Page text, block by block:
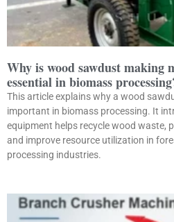
Why is wood sawdust making
essential in biomass
This article explains why a wood
important in biomass processing. It
equipment helps recycle wood waste,
and improve resource utilization in
processing industries.